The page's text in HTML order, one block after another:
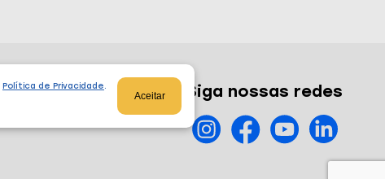
Política de Privacidade.
Aceitar Siga nossas redes